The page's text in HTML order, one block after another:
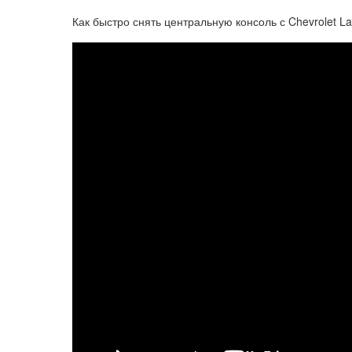
Как быстро снять центральную консоль с Chevrolet